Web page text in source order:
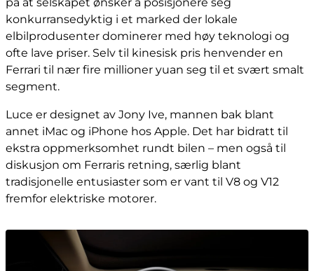
konkurransedyktig i et marked der lokale
elbilprodusenter dominerer med høy teknologi og
ofte lave priser. Selv til kinesisk pris henvender en
Ferrari til nær fire millioner yuan seg til et svært smalt
segment.
Luce er designet av Jony Ive, mannen bak blant
annet iMac og iPhone hos Apple. Det har bidratt til
ekstra oppmerksomhet rundt bilen – men også til
diskusjon om Ferraris retning, særlig blant
tradisjonelle entusiaster som er vant til V8 og V12
fremfor elektriske motorer.